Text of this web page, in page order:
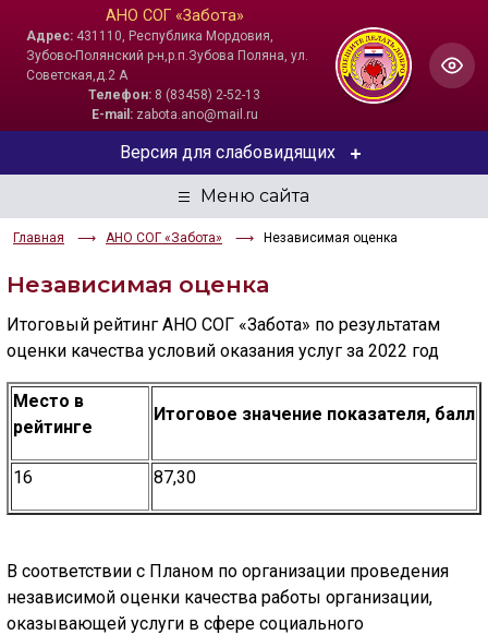
АНО СОГ «Забота»
Адрес: 431110, Республика Мордовия,
Зубово-Полянский р-н,р.п.Зубова Поляна, ул.
Советская,д.2 А
Телефон: 8 (83458) 2-52-13
E-mail:zabota.ano@mail.ru
Главная АНО СОГ «Забота» Независимая оценка
Версия для слабовидящих
ЦВЕТОВАЯ СХЕМА
Aa
Aa Aa Aa
Настройки по умолчанию
Независимая оценка
Итоговый рейтинг АНО СОГ «Забота» по результатам
оценки качества условий оказания услуг за 2022 год
Место в
рейтинге
Итоговое значение показателя, балл
16 87,30
В соответствии с Планом по организации проведения
независимой оценки качества работы организации,
оказывающей услуги в сфере социального